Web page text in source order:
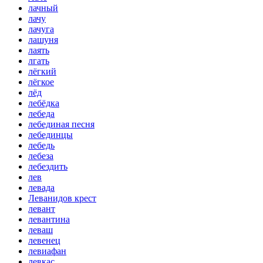
лачный
лачу
лачуга
лашуня
лаять
лгать
лёгкий
лёгкое
лёд
лебёдка
лебеда
лебединая песня
лебединцы
лебедь
лебеза
лебездить
лев
левада
Леванидов крест
левант
левантина
леваш
левенец
левиафан